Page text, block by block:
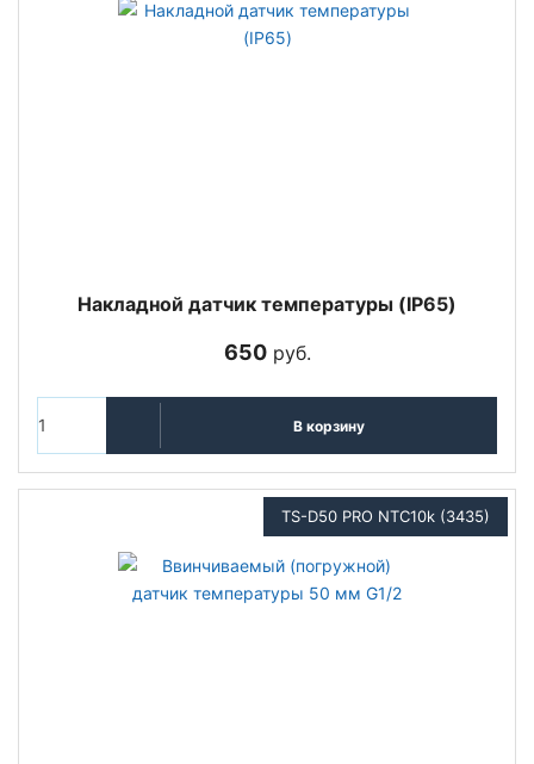
Накладной датчик температуры (IP65)
650руб.
В корзину
TS-D50 PRO NTC10k (3435)